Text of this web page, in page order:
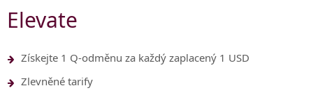
Elevate
Získejte 1 Q-odměnu za každý zaplacený 1 USD
Zlevněné tarify